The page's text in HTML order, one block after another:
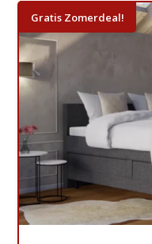
Gratis Zomerdeal!